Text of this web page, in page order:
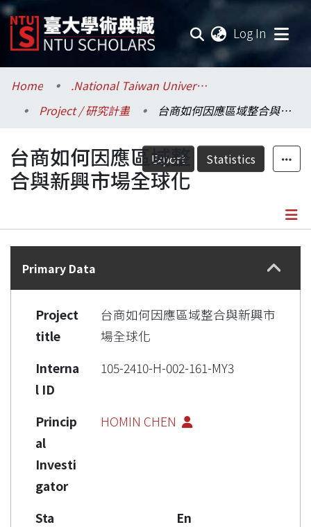
Log In
Communities & Collections
Research Outputs
Fundings & Projects
Researchers
Statistics
Home
.National Taiwan University / 國立臺灣大學
Project / 研究計畫
台商如何因應區域整合與新興市場全球化
Export Statistics
台商如何因應區域整
合與新興市場全球化
Details
Primary Data
Project
title
台商如何因應區域整合與新興市
場全球化
Interna
l ID
105-2410-H-002-161-MY3
Princip
al
Investi
gator
HOMIN CHEN
Sta
En